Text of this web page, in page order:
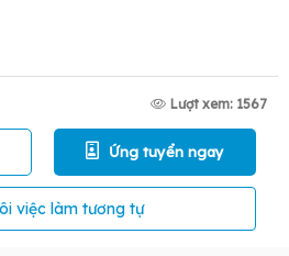
Lượt xem: 1567
Ứng tuyển ngay
việc làm tương tự